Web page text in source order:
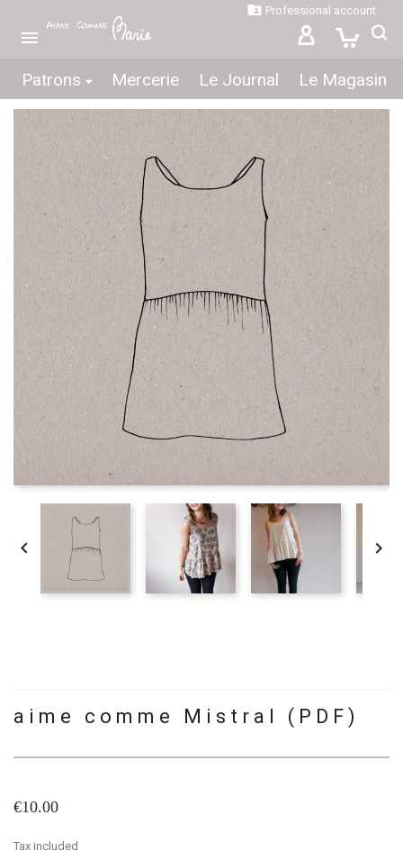
Patrons Mercerie Le Journal Le Magasin
 Professional account

 
aime comme Mistral (PDF)
€10.00
Tax included